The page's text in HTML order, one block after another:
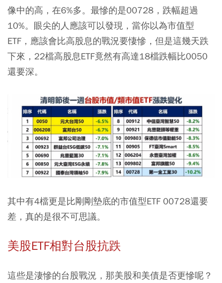
像中的高，在6%多。最慘的是00728，跌幅超過
10%。眼尖的人應該可以發現，當你以為市值型
ETF，應該會比高股息的戰況要悽慘，但是這幾天跌
下來，22檔高股息ETF竟然有高達18檔跌幅比0050
還要深。
其中有4檔更是比剛剛墊底的市值型ETF 00728還要
差，真的是很不可思議。
美股ETF相對台股抗跌
這些是淒慘的台股戰況，那美股和美債是否更慘呢？